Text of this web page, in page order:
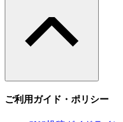
ご利用ガイド・ポリシー